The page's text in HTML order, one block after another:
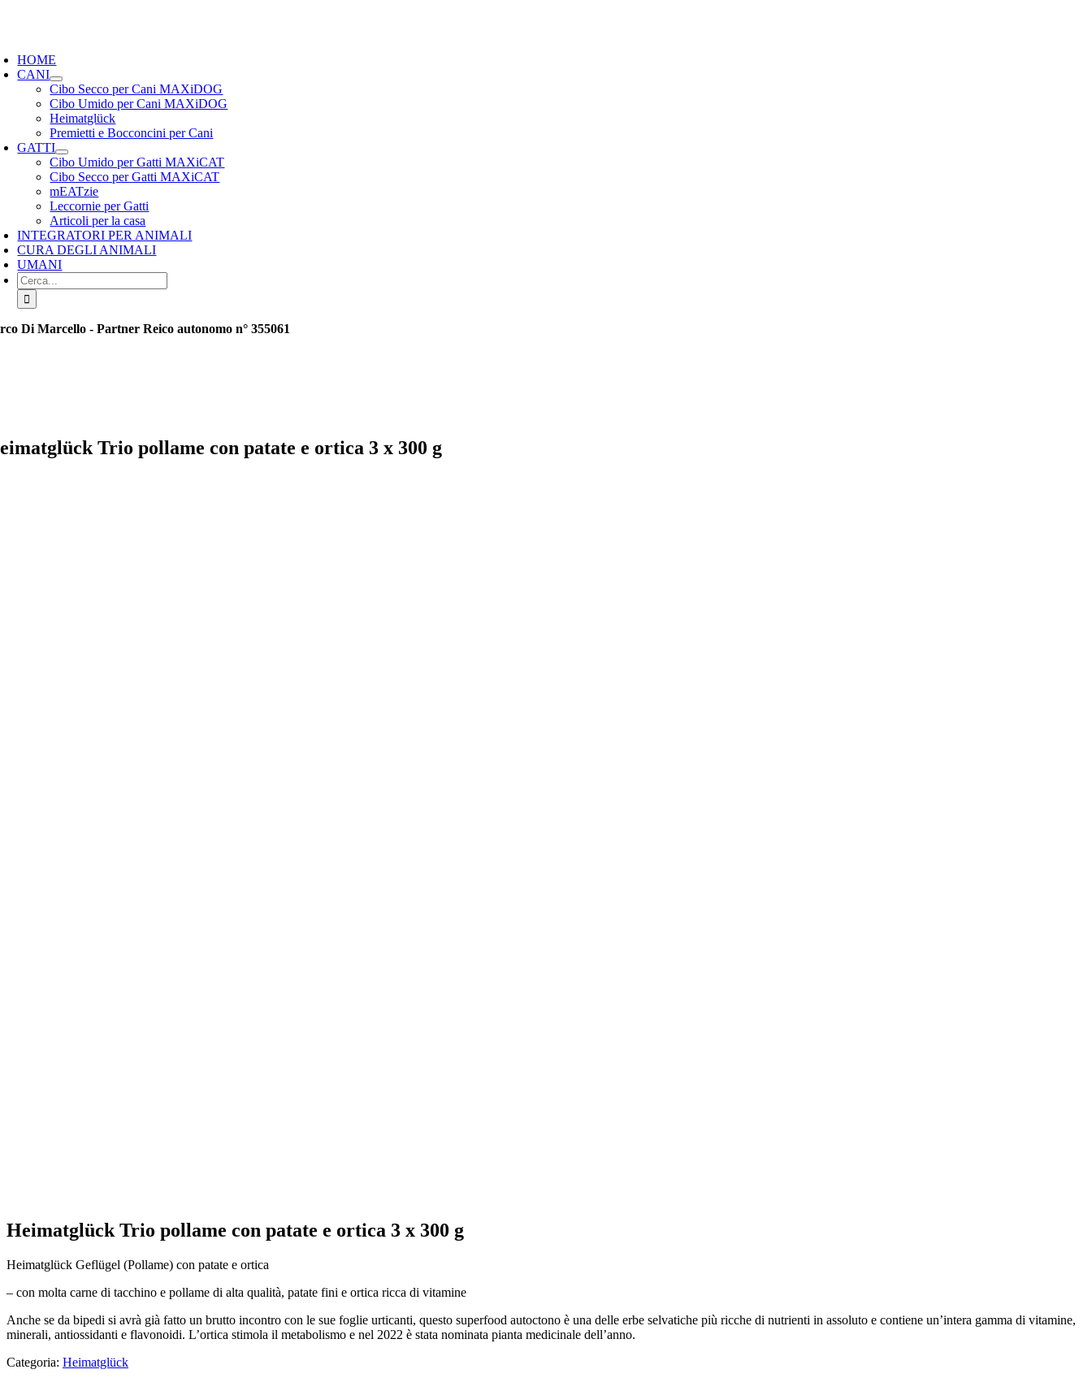
HOME
CANI
Cibo Secco per Cani MAXiDOG
Cibo Umido per Cani MAXiDOG
Heimatglück
Premietti e Bocconcini per Cani
GATTI
Cibo Umido per Gatti MAXiCAT
Cibo Secco per Gatti MAXiCAT
mEATzie
Leccornie per Gatti
Articoli per la casa
INTEGRATORI PER ANIMALI
CURA DEGLI ANIMALI
UMANI
Cerca
per:
Di Marcello - Partner Reico autonomo n° 355061
Trio pollame con patate e ortica 3 x 300 g
Heimatglück Trio pollame con patate e ortica 3 x 300 g
Heimatglück Geflügel (Pollame) con patate e ortica
– con molta carne di tacchino e pollame di alta qualità, patate fini e ortica ricca di vitamine
Anche se da bipedi si avrà già fatto un brutto incontro con le sue foglie urticanti, questo superfood autoctono è una delle erbe selvatiche più ricche di nutrienti in assoluto e contiene un’intera gamma di vitamine,
minerali, antiossidanti e flavonoidi. L’ortica stimola il metabolismo e nel 2022 è stata nominata pianta medicinale dell’anno.
Categoria: Heimatglück